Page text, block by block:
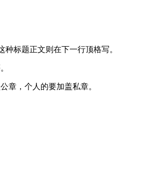
标题正文则在下一行顶格写。
章，个人的要加盖私章。